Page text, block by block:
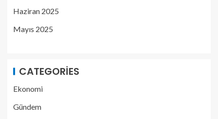
Haziran 2025
Mayıs 2025
CATEGORIES
Ekonomi
Gündem